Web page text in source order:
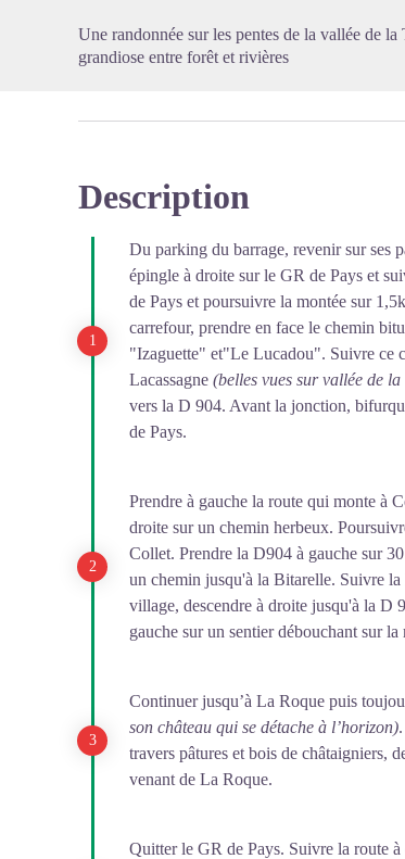
Une randonnée sur les pentes de la vallée de
grandiose entre forêt et rivières
Description
Du parking du barrage, revenir sur ses
épingle à droite sur le GR de Pays et
de Pays et poursuivre la montée sur
carrefour, prendre en face le chemin
"Izaguette" et"Le Lucadou". Suivre ce
Lacassagne (belles vues sur vallée de
vers la D 904. Avant la jonction,
de Pays.
Prendre à gauche la route qui monte à
droite sur un chemin herbeux.
Collet. Prendre la D904 à gauche sur
un chemin jusqu'à la Bitarelle. Suivre
village, descendre à droite jusqu'à la D
gauche sur un sentier débouchant sur
Continuer jusqu’à La Roque puis
son château qui se détache à l’horizon)
travers pâtures et bois de châtaigniers,
venant de La Roque.
Quitter le GR de Pays. Suivre la route